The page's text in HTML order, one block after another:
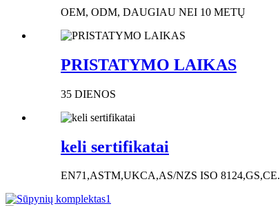
OEM, ODM, DAUGIAU NEI 10 METŲ
PRISTATYMO LAIKAS
35 DIENOS
keli sertifikatai
EN71,ASTM,UKCA,AS/NZS ISO 8124,GS,CE.